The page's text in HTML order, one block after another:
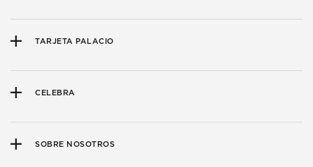
TARJETA PALACIO
CELEBRA
SOBRE NOSOTROS